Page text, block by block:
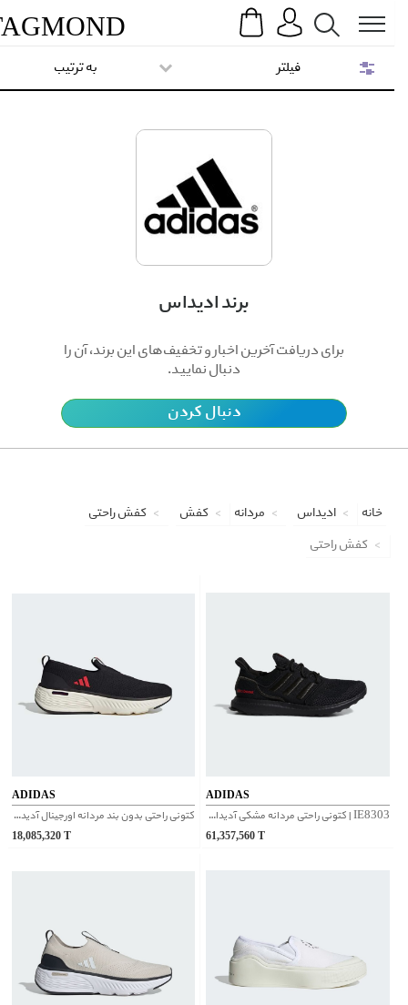
Search
TAGMOND
برند ادیداس
برای دریافت آخرین اخبار و تخفیف‌های این برند، آن را
دنبال نمایید.
دنبال کردن
به ترتیب
خانه ادیداس مردانه کفش
کفش راحتی
کفش راحتی
ADIDAS
کتونی راحتی بدون بند مردانه اورجینال آدیداس | JI4840
18,085,320
ADIDAS
IE8303 | کتونی راحتی مردانه مشکی آدیداس اورجینال
61,357,560
فیلتر